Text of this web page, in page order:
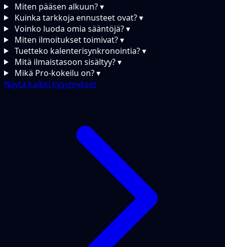
Miten pääsen alkuun?▾
Kuinka tarkkoja ennusteet ovat?▾
Voinko luoda omia sääntöjä?▾
Miten ilmoitukset toimivat?▾
Tuetteko kalenterisynkronointia?▾
Mitä ilmaistasoon sisältyy?▾
Mikä Pro-kokeilu on?▾
Näytä kaikki kysymykset